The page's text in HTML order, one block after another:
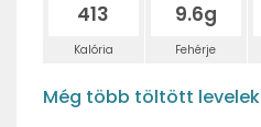
413
Kalória
9.6g
Fehérje
Még több töltött levelek